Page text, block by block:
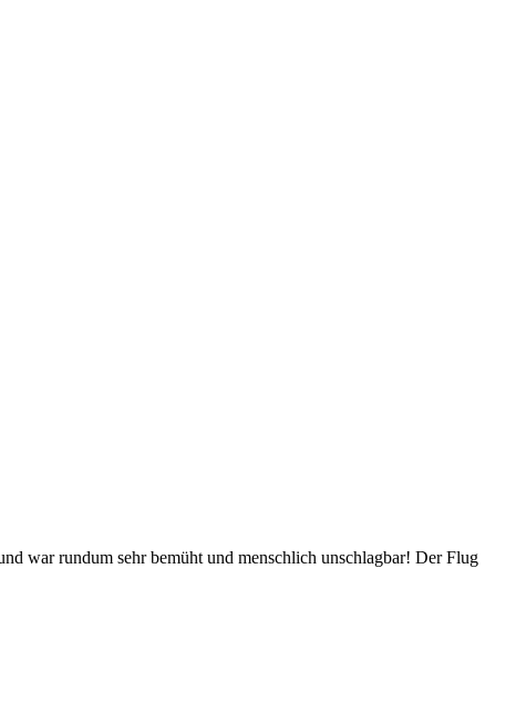
war rundum sehr bemüht und menschlich unschlagbar! Der Flug